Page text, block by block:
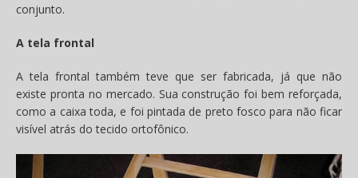
conjunto.
A tela frontal
A tela frontal também teve que ser fabricada, já que não
existe pronta no mercado. Sua construção foi bem reforçada,
como a caixa toda, e foi pintada de preto fosco para não ficar
visível atrás do tecido ortofônico.